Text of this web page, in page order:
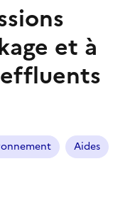
et à
effluents
Aides